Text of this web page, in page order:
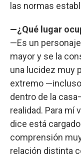
las normas
—¿Qué lugar
—Es un
mayor y se la
una lucidez muy
extremo
dentro de la
realidad. Para mí
dice está
comprensión
relación distinta